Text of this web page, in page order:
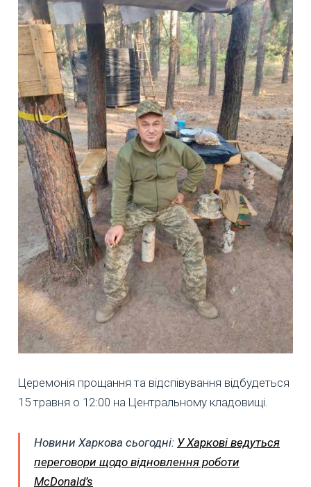
Церемонія прощання та відспівування відбудеться
15 травня о 12:00 на Центральному кладовищі.
Новини Харкова сьогодні: У Харкові ведуться
переговори щодо відновлення роботи
McDonald’s